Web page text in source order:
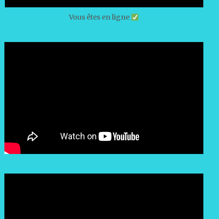
Vous êtes en ligne